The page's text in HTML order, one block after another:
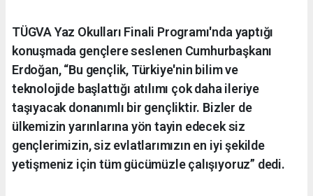
TÜGVA Yaz Okulları Finali Programı'nda yaptığı
konuşmada gençlere seslenen Cumhurbaşkanı
Erdoğan, “Bu gençlik, Türkiye'nin bilim ve
teknolojide başlattığı atılımı çok daha ileriye
taşıyacak donanımlı bir gençliktir. Bizler de
ülkemizin yarınlarına yön tayin edecek siz
gençlerimizin, siz evlatlarımızın en iyi şekilde
yetişmeniz için tüm gücümüzle çalışıyoruz” dedi.